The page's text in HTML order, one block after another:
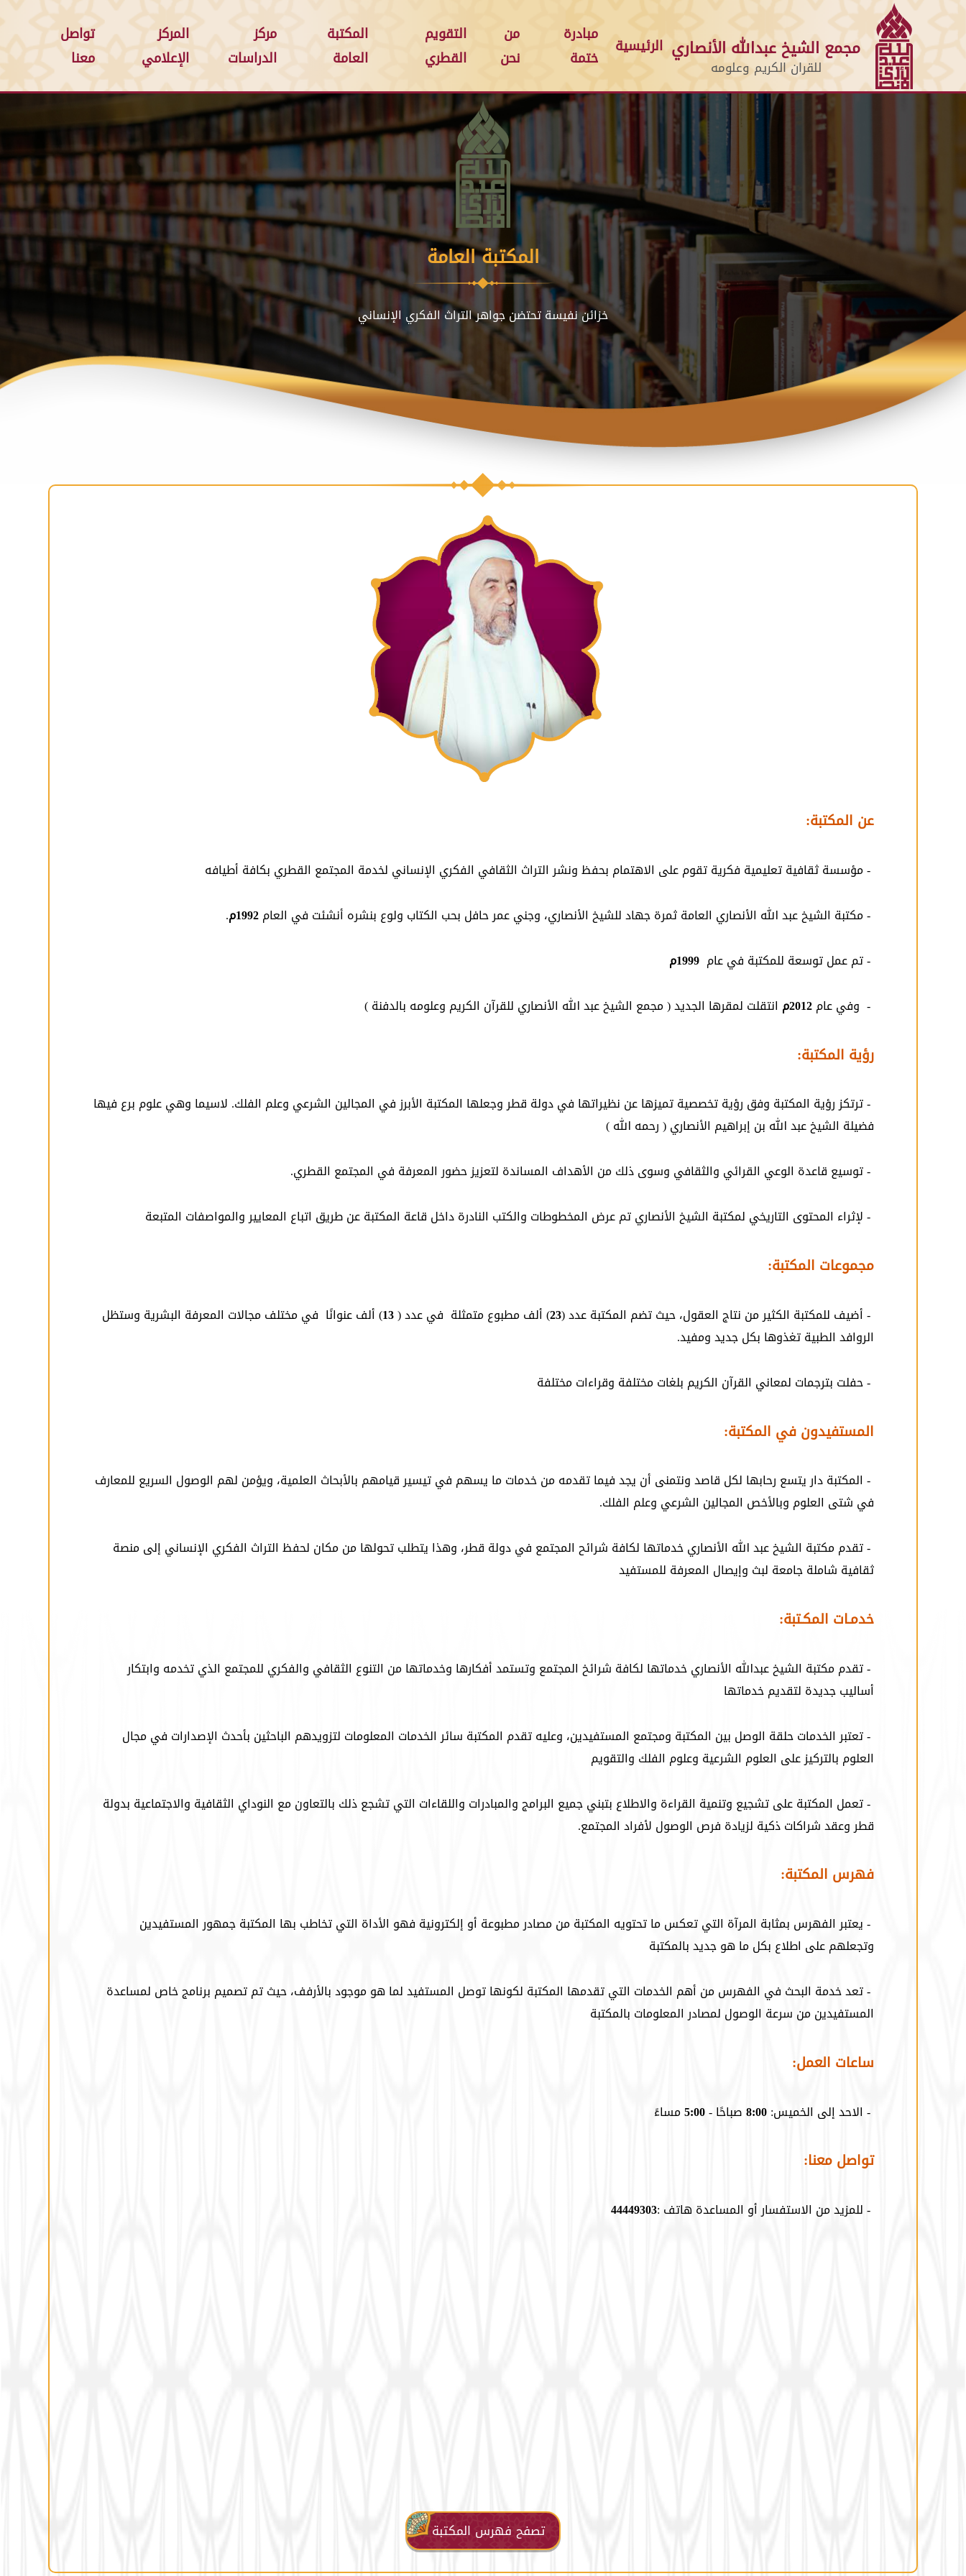
مجمع الشيخ عبدالله الأنصاري
للقران الكريم وعلومه
الرئيسية
مبادرة
ختمة
من
نحن
التقويم
القطري
المكتبة
العامة
مركز
الدراسات
المركز
الإعلامي
تواصل
معنا
المكتبة العامة
خزائن نفيسة تحتضن جواهر التراث الفكري الإنساني
عن المكتبة:
- مؤسسة ثقافية تعليمية فكرية تقوم على الاهتمام بحفظ ونشر التراث الثقافي الفكري الإنساني لخدمة المجتمع القطري بكافة أطيافه
- مكتبة الشيخ عبد الله الأنصاري العامة ثمرة جهاد للشيخ الأنصاري، وجني عمر حافل بحب الكتاب ولوع بنشره أنشئت في العام1992م .
- تم عمل توسعة للمكتبة في عام 1999م
- وفي عام2012م انتقلت لمقرها الجديد ( مجمع الشيخ عبد الله الأنصاري للقرآن الكريم وعلومه بالدفنة )
رؤية المكتبة:
- ترتكز رؤية المكتبة وفق رؤية تخصصية تميزها عن نظيراتها في دولة قطر وجعلها المكتبة الأبرز في المجالين الشرعي وعلم الفلك. لاسيما وهي علوم برع فيها
فضيلة الشيخ عبد الله بن إبراهيم الأنصاري ( رحمه الله )
- توسيع قاعدة الوعي القرائي والثقافي وسوى ذلك من الأهداف المساندة لتعزيز حضور المعرفة في المجتمع القطري.
- لإثراء المحتوى التاريخي لمكتبة الشيخ الأنصاري تم عرض المخطوطات والكتب النادرة داخل قاعة المكتبة عن طريق اتباع المعايير والمواصفات المتبعة
مجموعات المكتبة:
- أضيف للمكتبة الكثير من نتاج العقول، حيث تضم المكتبة عدد (23) ألف مطبوع متمثلة في عدد (13) ألف عنوانًا في مختلف مجالات المعرفة البشرية وستظل
الروافد الطبية تغذوها بكل جديد ومفيد.
- حفلت بترجمات لمعاني القرآن الكريم بلغات مختلفة وقراءات مختلفة
المستفيدون في المكتبة:
- المكتبة دار يتسع رحابها لكل قاصد ونتمنى أن يجد فيما تقدمه من خدمات ما يسهم في تيسير قيامهم بالأبحاث العلمية، ويؤمن لهم الوصول السريع للمعارف
في شتى العلوم وبالأخص المجالين الشرعي وعلم الفلك.
- تقدم مكتبة الشيخ عبد الله الأنصاري خدماتها لكافة شرائح المجتمع في دولة قطر، وهذا يتطلب تحولها من مكان لحفظ التراث الفكري الإنساني إلى منصة
ثقافية شاملة جامعة لبث وإيصال المعرفة للمستفيد
خدمـات المكـتبة:
- تقدم مكتبة الشيخ عبدالله الأنصاري خدماتها لكافة شرائخ المجتمع وتستمد أفكارها وخدماتها من التنوع الثقافي والفكري للمجتمع الذي تخدمه وابتكار
أساليب جديدة لتقديم خدماتها
- تعتبر الخدمات حلقة الوصل بين المكتبة ومجتمع المستفيدين، وعليه تقدم المكتبة سائر الخدمات المعلومات لتزويدهم الباحثين بأحدث الإصدارات في مجال
العلوم بالتركيز على العلوم الشرعية وعلوم الفلك والتقويم
- تعمل المكتبة على تشجيع وتنمية القراءة والاطلاع بتبني جميع البرامج والمبادرات واللقاءات التي تشجع ذلك بالتعاون مع النوداي الثقافية والاجتماعية بدولة
قطر وعقد شراكات ذكية لزيادة فرص الوصول لأفراد المجتمع.
فهرس المكتبة:
- يعتبر الفهرس بمثابة المرآة التي تعكس ما تحتويه المكتبة من مصادر مطبوعة أو إلكترونية فهو الأداة التي تخاطب بها المكتبة جمهور المستفيدين
وتجعلهم على اطلاع بكل ما هو جديد بالمكتبة
- تعد خدمة البحث في الفهرس من أهم الخدمات التي تقدمها المكتبة لكونها توصل المستفيد لما هو موجود بالأرفف، حيث تم تصميم برنامج خاص لمساعدة
المستفيدين من سرعة الوصول لمصادر المعلومات بالمكتبة
ساعات العمل:
- الاحد إلى الخميس:8:00صباحًا -5:00مساءً
تواصل معنا:
- للمزيد من الاستفسار أو المساعدة هاتف :44449303
تصفح فهرس المكتبة